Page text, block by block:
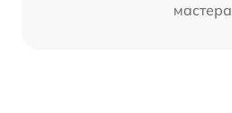
мастера